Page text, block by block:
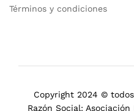
Términos y condiciones
Copyright 2024 ©
Razón Social: